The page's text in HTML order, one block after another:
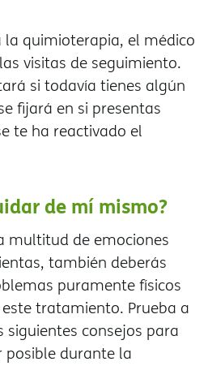
quimioterapia, el médico
visitas de seguimiento.
si todavía tienes algún
fijará en si presentas
te ha reactivado el
de mí mismo?
multitud de emociones
también deberás
puramente físicos
tratamiento. Prueba a
siguientes consejos para
durante la